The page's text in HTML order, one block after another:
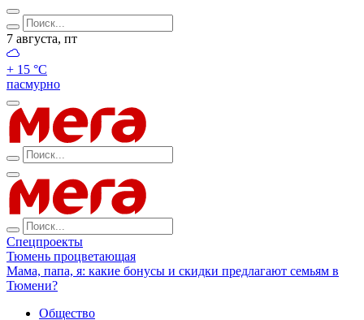
7 августа, пт
+ 15 °С
пасмурно
Спецпроекты
Тюмень процветающая
Мама, папа, я: какие бонусы и скидки предлагают семьям в
Тюмени?
Общество